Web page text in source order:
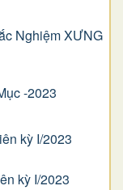
Nghiệm XƯNG
-2023
kỳ I/2023
kỳ I/2023